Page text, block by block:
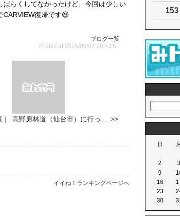
ばらくしてなかったけど、今回は少しい
CARVIEW復帰です😆
ブログ一覧
Posted at 2025/06/02 00:43:51
| 高野原林道（仙台市）に行っ ... >>
イイね！ランキングページへ
153
日 月
2
3
9
16
23
30